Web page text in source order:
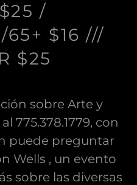
/
65+ $16 ///
$25
sobre Arte y
775.378.1779, con
puede preguntar
Wells , un evento
sobre las diversas